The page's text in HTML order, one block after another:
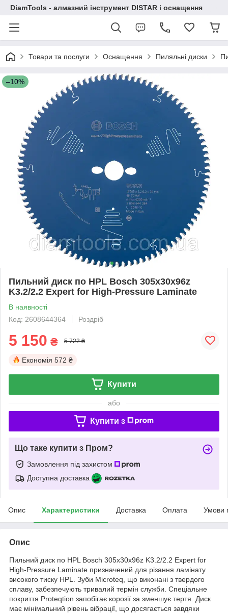
DiamTools - алмазний інструмент DISTAR і оснащення
Товари та послуги Оснащення Пиляльні диски
–10%
Пильний диск по HPL Bosch 305x30x96z
K3.2/2.2 Expert for High-Pressure Laminate
В наявності
Код: 2608644364
Роздріб
5 150 ₴ 5 722 ₴
Економія 572 ₴
Купити
або
Купити з
Що таке купити з Пром?
Замовлення під захистом
Доступна доставка
Опис Характеристики Доставка Оплата Умови
Опис
Пильний диск по HPL Bosch 305x30x96z K3.2/2.2 Expert for
High-Pressure Laminate призначений для різання ламінату
високого тиску HPL. Зуби Microteq, що виконані з твердого
сплаву, забезпечують тривалий термін служби. Спеціальне
покриття Proteqtion запобігає корозії за зменшує тертя. Диск
має мінімальний рівень вібрації, що досягається завдяки